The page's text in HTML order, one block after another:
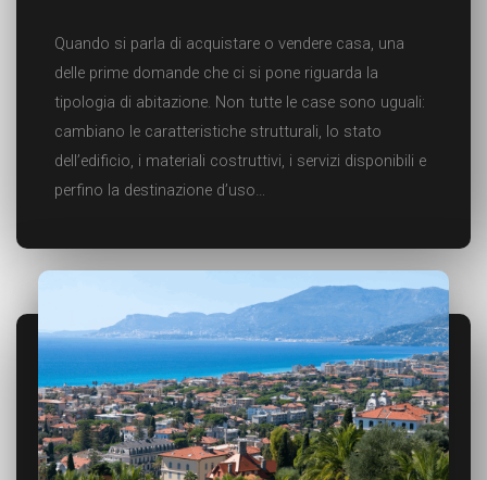
Quando si parla di acquistare o vendere casa, una
delle prime domande che ci si pone riguarda la
tipologia di abitazione. Non tutte le case sono uguali:
cambiano le caratteristiche strutturali, lo stato
dell’edificio, i materiali costruttivi, i servizi disponibili e
perfino la destinazione d’uso…